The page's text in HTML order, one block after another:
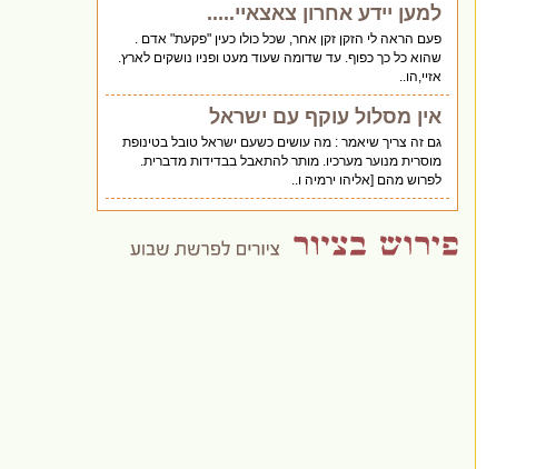
למען יידע אחרון צאצאיי.....
פעם הראה לי הזקן זקן אחר, שכל כולו כעין "פקעת" אדם .
שהוא כל כך כפוף. עד שדומה שעוד מעט ופניו נושקים לארץ.
אזיי,הו..
אין מסלול עוקף עם ישראל
גם זה צריך שיאמר : מה עושים כשעם ישראל טובל בטינופת
מוסרית מנוער מערכיו. מותר להתאבל בבדידות מדברית.
לפרוש מהם [אליהו ירמיה ו..